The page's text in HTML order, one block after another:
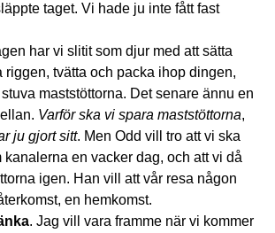
taget. Vi hade ju inte fått fast
har vi slitit som djur med att sätta
riggen, tvätta och packa ihop dingen,
maststöttorna. Det senare ännu en
Varför ska vi spara maststöttorna,
ju gjort sitt. Men Odd vill tro att vi ska
kanalerna en vacker dag, och att vi då
igen. Han vill att vår resa någon
en hemkomst.
. Jag vill vara framme när vi kommer